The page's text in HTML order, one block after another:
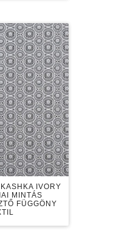
IVORY
MINTÁS
FÜGGÖNY